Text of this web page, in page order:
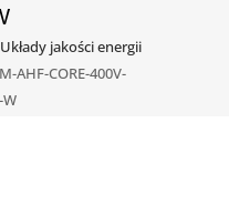
Układy jakości energii
AHF-CORE-400V-
W